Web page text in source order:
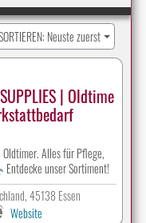
Neuste zuerst
| Oldtime
Oldtimer. Alles für Pflege,
Entdecke unser Sortiment!
45138 Essen
Website